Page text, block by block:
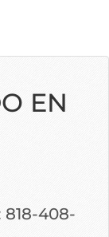
EN
818-408-